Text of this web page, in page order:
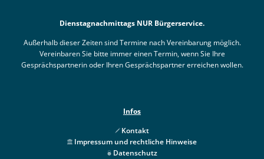
Dienstagnachmittags NUR Bürgerservice.
Außerhalb dieser Zeiten sind Termine nach Vereinbarung möglich.
Vereinbaren Sie bitte immer einen Termin, wenn Sie Ihre
Gesprächspartnerin oder Ihren Gesprächspartner erreichen wollen.
Infos
Kontakt
Impressum und rechtliche Hinweise
Datenschutz